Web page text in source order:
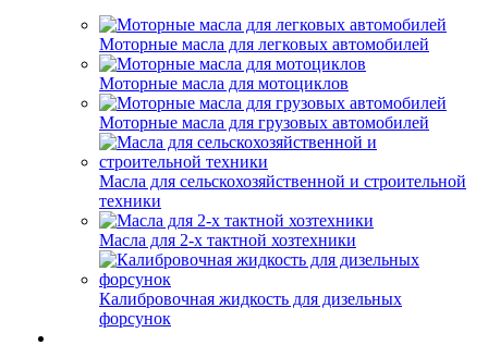
Моторные масла для легковых автомобилей
Моторные масла для мотоциклов
Моторные масла для грузовых автомобилей
Масла для сельскохозяйственной и строительной
техники
Масла для 2-х тактной хозтехники
Калибровочная жидкость для дизельных
форсунок